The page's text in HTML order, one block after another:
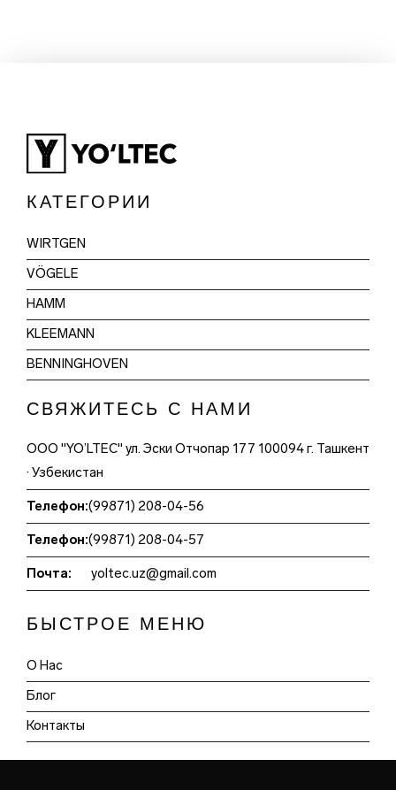
КАТЕГОРИИ
WIRTGEN
VÖGELE
HAMM
KLEEMANN
BENNINGHOVEN
СВЯЖИТЕСЬ С НАМИ
ООО "YO’LTEC" ул. Эски Отчопар 177 100094 г. Ташкент
· Узбекистан
Телефон:(99871) 208-04-56
Телефон:(99871) 208-04-57
Почта: yoltec.uz@gmail.com
БЫСТРОЕ МЕНЮ
О Нас
Блог
Контакты